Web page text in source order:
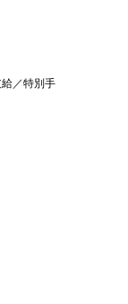
／特別手